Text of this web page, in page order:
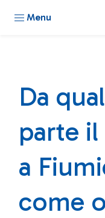
Menu
Da
parte
a
come